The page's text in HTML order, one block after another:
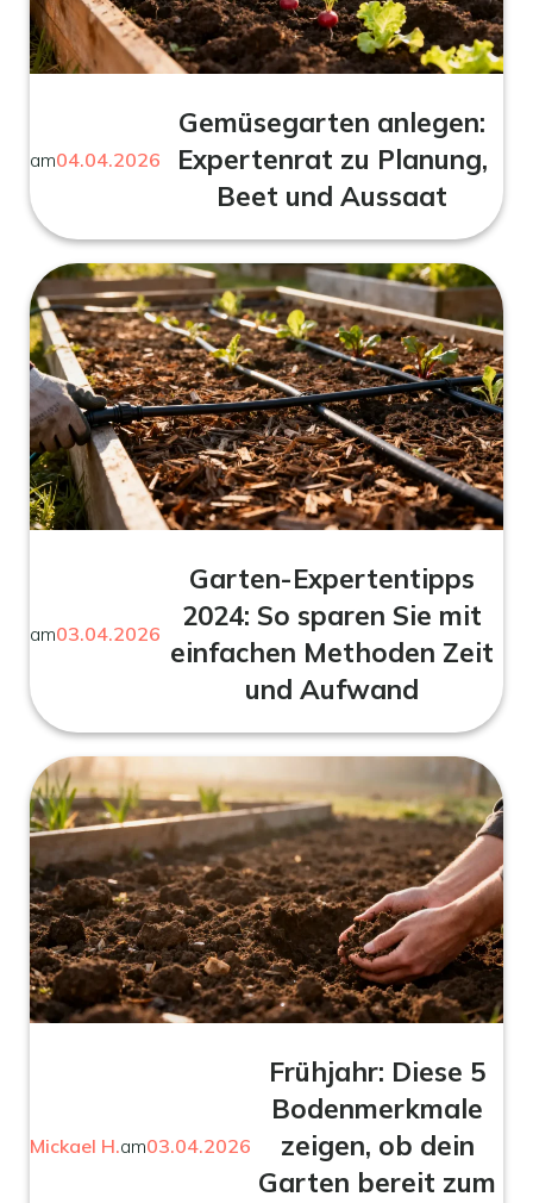
am04.04.2026
Gemüsegarten anlegen:
Expertenrat zu Planung,
Beet und Aussaat
am03.04.2026
Garten-Expertentipps
2024: So sparen Sie mit
einfachen Methoden Zeit
und Aufwand
Mickael H.am03.04.2026
Frühjahr: Diese 5
Bodenmerkmale
zeigen, ob dein
Garten bereit zum